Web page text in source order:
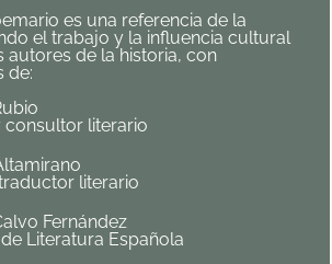
es una referencia de la
el trabajo y la influencia cultural
autores de la historia, con
de:
consultor literario
literario
Fernández
Literatura Española